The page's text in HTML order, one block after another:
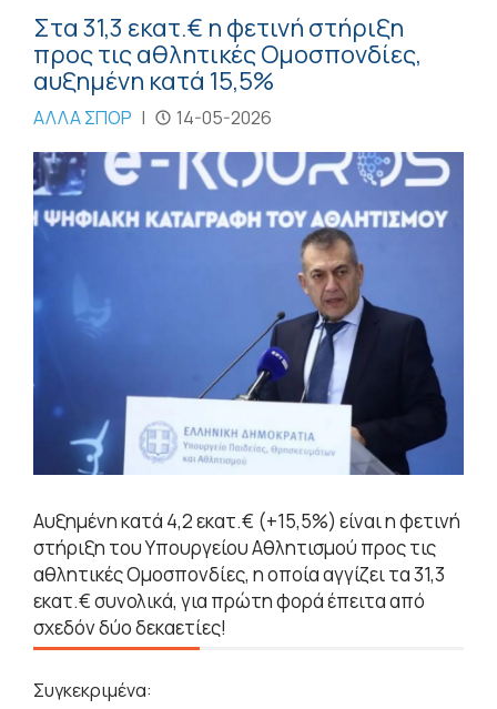
Στα 31,3 εκατ.€ η φετινή στήριξη
προς τις αθλητικές Ομοσπονδίες,
αυξημένη κατά 15,5%
ΑΛΛΑ ΣΠΟΡ | 14-05-2026
Αυξημένη κατά 4,2 εκατ.€ (+15,5%) είναι η φετινή
στήριξη του Υπουργείου Αθλητισμού προς τις
αθλητικές Ομοσπονδίες, η οποία αγγίζει τα 31,3
εκατ.€ συνολικά, για πρώτη φορά έπειτα από
σχεδόν δύο δεκαετίες!
Συγκεκριμένα: